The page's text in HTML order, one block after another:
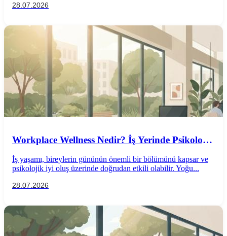
28.07.2026
Workplace Wellness Nedir? İş Yerinde Psikolojik
İş yaşamı, bireylerin gününün önemli bir bölümünü kapsar ve
psikolojik iyi oluş üzerinde doğrudan etkili olabilir. Yoğu...
28.07.2026